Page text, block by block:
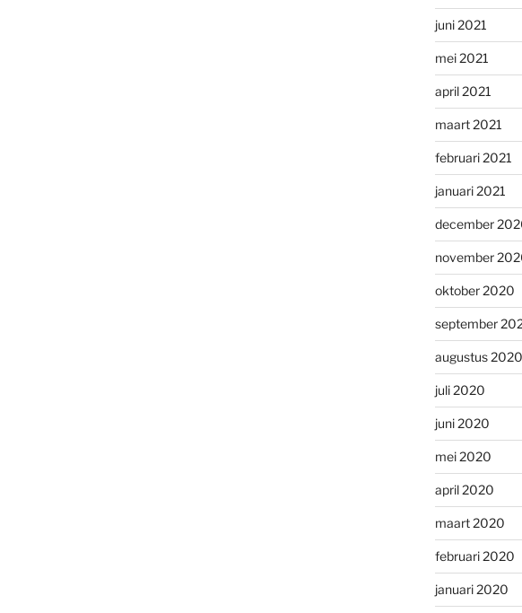
juni 2021
mei 2021
april 2021
maart 2021
februari 2021
januari 2021
december
november
oktober 2020
september
augustus 2020
juli 2020
juni 2020
mei 2020
april 2020
maart 2020
februari 2020
januari 2020